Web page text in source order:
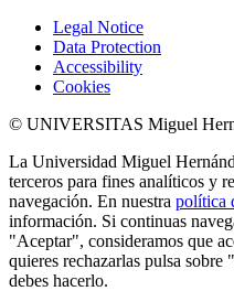
Legal Notice
Data Protection
Accessibility
Cookies
© UNIVERSITAS Miguel
La Universidad Miguel
terceros para fines analíticos y
navegación. En nuestra política
información. Si continuas
"Aceptar", consideramos que
quieres rechazarlas pulsa
debes hacerlo.